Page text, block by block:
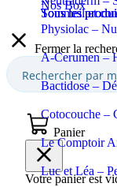
Sommeil et
Tous les
Tous les
Physiolac –
A-Cerumen –
Bactidose –
Cotocouche –
Le Comptoir
Luc et Léa –
Nos Box
Fermer la
Panier
Votre panier est